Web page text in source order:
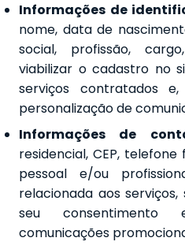
Informações de
nome, data de
social, profissão,
viabilizar o cadastro no
serviços contratados
personalização de
Informações de
residencial, CEP,
pessoal e/ou
relacionada aos
seu consentimento
comunicações